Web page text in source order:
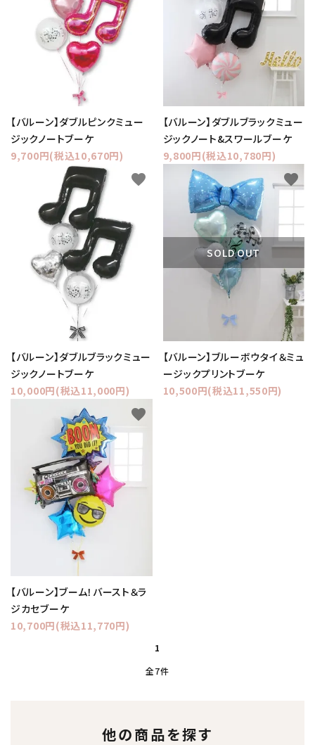
【バルーン】ダブルピンクミュー
ジックノートブーケ
9,700円(税込10,670円)
【バルーン】ダブルブラックミュー
ジックノート&スワールブーケ
9,800円(税込10,780円)
【バルーン】ダブルブラックミュー
ジックノートブーケ
10,000円(税込11,000円)
favorite
SOLD OUT
【バルーン】ブルーボウタイ＆ミュ
ージックプリントブーケ
10,500円(税込11,550円)
favorite
【バルーン】ブーム！バースト＆ラ
ジカセブーケ
10,700円(税込11,770円)
favorite
1
全7件
他の商品を探す